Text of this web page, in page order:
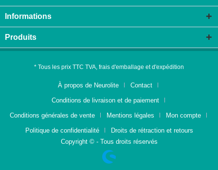
Informations
Produits
* Tous les prix TTC TVA, frais d'emballage et d'expédition
À propos de Neurolite Contact
Conditions de livraison et de paiement
Conditions générales de vente Mentions légales Mon compte
Politique de confidentialité
Droits de rétraction et retours
Copyright © - Tous droits réservés